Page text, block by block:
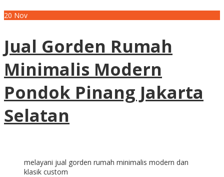
20 Nov
Jual Gorden Rumah
Minimalis Modern
Pondok Pinang Jakarta
Selatan
melayani jual gorden rumah minimalis modern dan
klasik custom